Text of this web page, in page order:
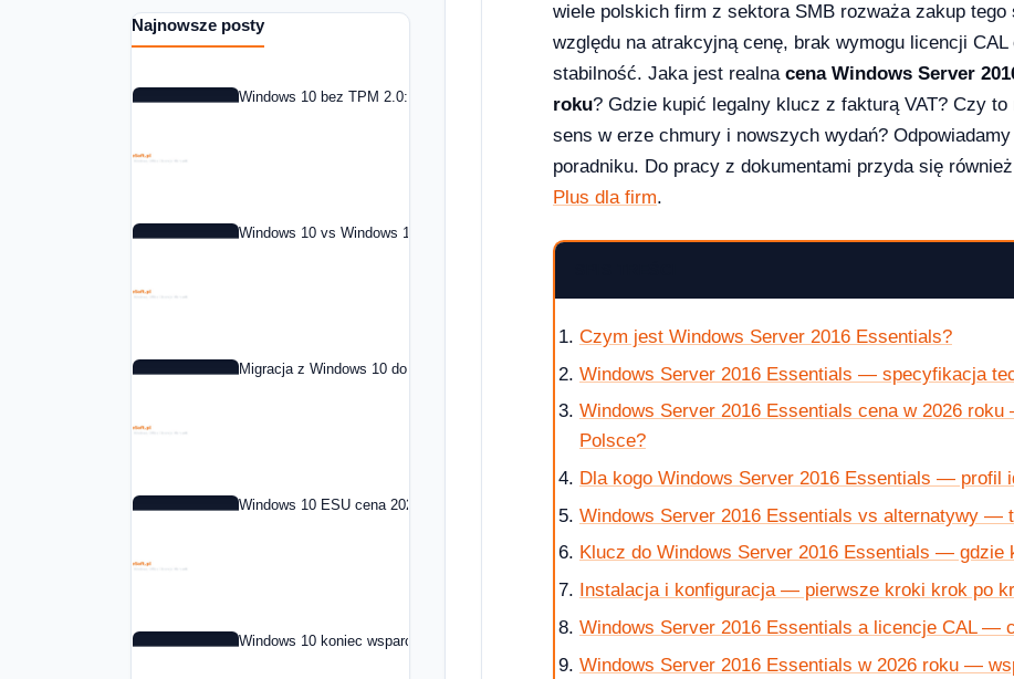
Najnowsze posty
Windows 10 bez TPM 2.0: co zrobic w 2026?
Windows 10 vs Windows 11: czy warto aktualizowac w 2026?
Migracja z Windows 10 do Windows 11 krok po kroku
Windows 10 ESU cena 2026: co to jest i jak kupic?
Windows 10 koniec wsparcia: co dalej w 2026 roku?
wiele polskich firm z sektora SMB rozważa zakup
względu na atrakcyjną cenę, brak wymogu licencji CAL
stabilność. Jaka jest realna cena Windows Server
roku? Gdzie kupić legalny klucz z fakturą VAT? Czy to
sens w erze chmury i nowszych wydań?
poradniku. Do pracy z dokumentami przyda się również
Plus dla firm.
Czym jest Windows Server 2016 Essentials?
Windows Server 2016 Essentials — specyfikacja
Windows Server 2016 Essentials cena w 2026
Polsce?
Dla kogo Windows Server 2016 Essentials — profil
Windows Server 2016 Essentials vs alternatywy —
Klucz do Windows Server 2016 Essentials — gdzie
Instalacja i konfiguracja — pierwsze kroki krok po
Windows Server 2016 Essentials a licencje CAL —
Windows Server 2016 Essentials w 2026 roku —